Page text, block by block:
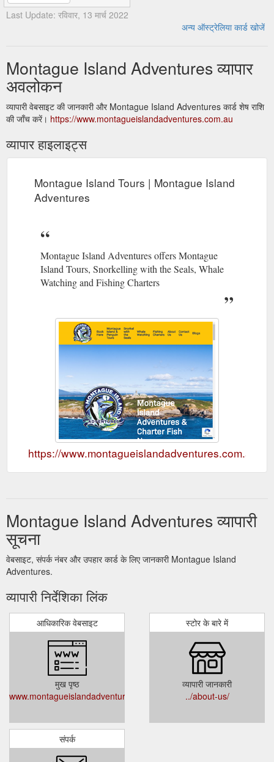
Last Update: रविवार, 13 मार्च 2022
अन्य ऑस्ट्रेलिया कार्ड खोजें
Montague Island Adventures व्यापार
अवलोकन
व्यापारी वेबसाइट की जानकारी और Montague Island Adventures कार्ड शेष राशि
की जाँच करें। https://www.montagueislandadventures.com.au
व्यापार हाइलाइट्स
Montague Island Tours | Montague Island
Adventures
Montague Island Adventures offers Montague
Island Tours, Snorkelling with the Seals, Whale
Watching and Fishing Charters
https://www.montagueislandadventures.com.au
Montague Island Adventures व्यापारी
सूचना
वेबसाइट, संपर्क नंबर और उपहार कार्ड के लिए जानकारी Montague Island
Adventures.
व्यापारी निर्देशिका लिंक
आधिकारिक वेबसाइट
मुख पृष्ठ
www.montagueislandadventures.com.au
स्टोर के बारे में
व्यापारी जानकारी
../about-us/
संपर्क